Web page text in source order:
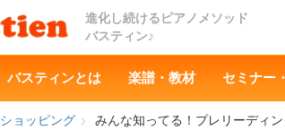
進化し続けるピアノメソッド
バスティン♪
バスティンとは 楽譜・教材 セミナー
ショッピング
みんな知ってる！プレリーディ